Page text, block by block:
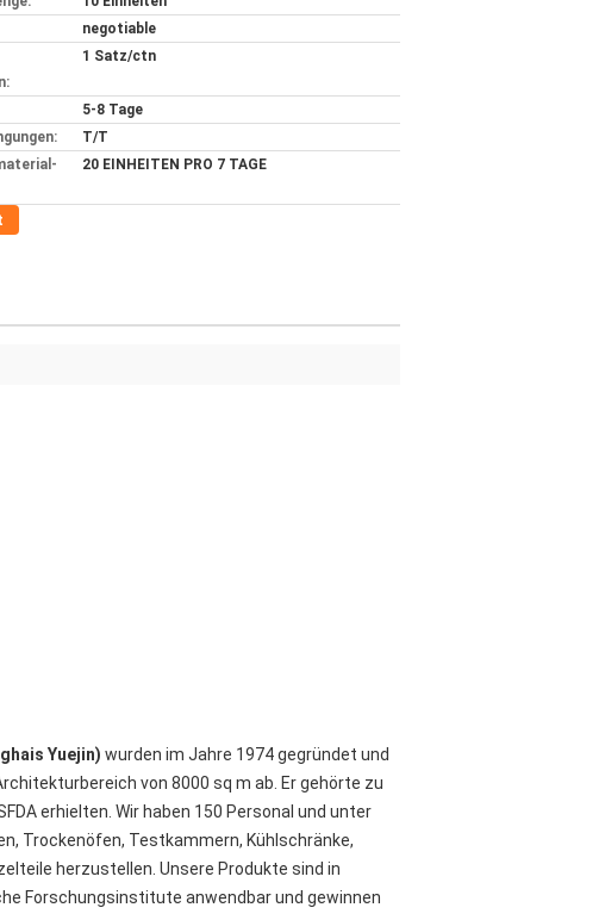
negotiable
1 Satz/ctn
5-8 Tage
T/T
20 EINHEITEN PRO 7 TAGE
Yuejin) wurden im Jahre 1974 gegründet und
von 8000 sq m ab. Er gehörte zu
erhielten. Wir haben 150 Personal und unter
Trockenöfen, Testkammern, Kühlschränke,
herzustellen. Unsere Produkte sind in
Forschungsinstitute anwendbar und gewinnen